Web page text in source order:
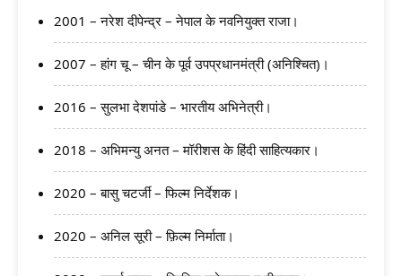
2001 – नरेश दीपेन्द्र – नेपाल के नवनियुक्त राजा।
2007 – हांग चू – चीन के पूर्व उपप्रधानमंत्री (अनिश्चित)।
2016 – सुलभा देशपांडे – भारतीय अभिनेत्री।
2018 – अभिमन्यु अनत – मॉरीशस के हिंदी साहित्यकार।
2020 – बासु चटर्जी – फिल्म निर्देशक।
2020 – अनिल सूरी – फ़िल्म निर्माता।